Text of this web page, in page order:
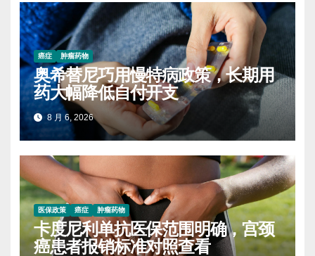
癌症 肿瘤药物
奥希替尼巧用慢特病政策，长期用
药大幅降低自付开支
8 月 6, 2026
医保政策 癌症 肿瘤药物
卡度尼利单抗医保范围明确，宫颈
癌患者报销标准对照查看